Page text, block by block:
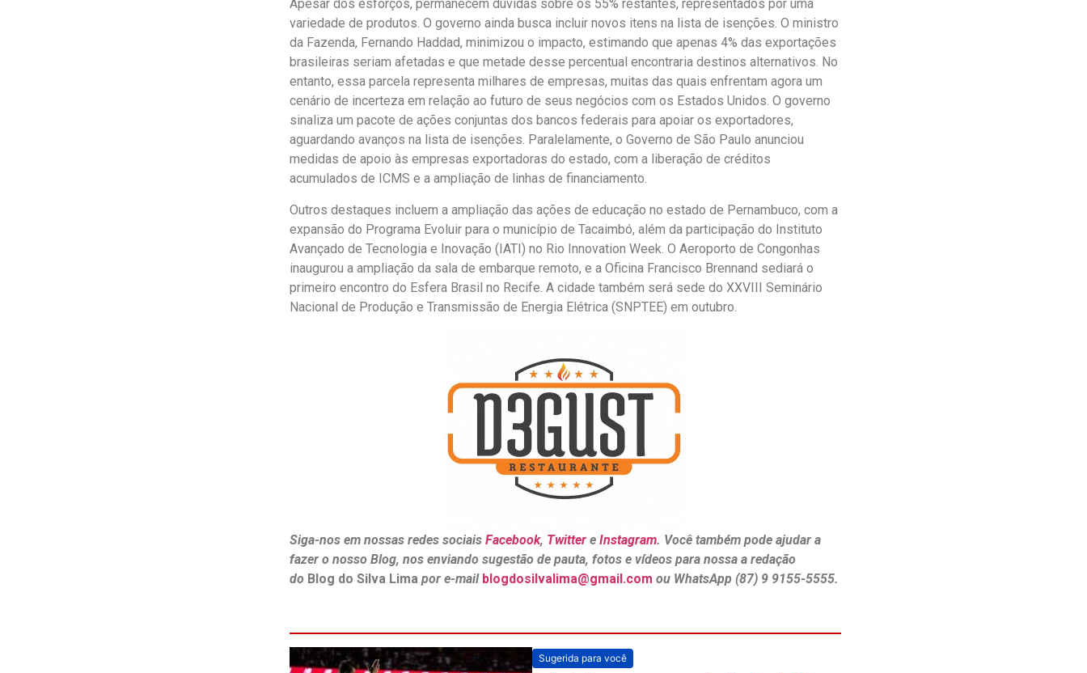
Apesar dos esforços, permanecem dúvidas sobre os 55% restantes, representados por uma
variedade de produtos. O governo ainda busca incluir novos itens na lista de isenções. O ministro
da Fazenda, Fernando Haddad, minimizou o impacto, estimando que apenas 4% das exportações
brasileiras seriam afetadas e que metade desse percentual encontraria destinos alternativos. No
entanto, essa parcela representa milhares de empresas, muitas das quais enfrentam agora um
cenário de incerteza em relação ao futuro de seus negócios com os Estados Unidos. O governo
sinaliza um pacote de ações conjuntas dos bancos federais para apoiar os exportadores,
aguardando avanços na lista de isenções. Paralelamente, o Governo de São Paulo anunciou
medidas de apoio às empresas exportadoras do estado, com a liberação de créditos
acumulados de ICMS e a ampliação de linhas de financiamento.
Outros destaques incluem a ampliação das ações de educação no estado de Pernambuco, com a
expansão do Programa Evoluir para o município de Tacaimbó, além da participação do Instituto
Avançado de Tecnologia e Inovação (IATI) no Rio Innovation Week. O Aeroporto de Congonhas
inaugurou a ampliação da sala de embarque remoto, e a Oficina Francisco Brennand sediará o
primeiro encontro do Esfera Brasil no Recife. A cidade também será sede do XXVIII Seminário
Nacional de Produção e Transmissão de Energia Elétrica (SNPTEE) em outubro.
Siga-nos em nossas redes sociais Facebook, Twittere Instagram. Você também pode ajudar a
fazer o nosso Blog, nos enviando sugestão de pauta, fotos e vídeos para nossa a redação
doBlog do Silva Lima por e-mail blogdosilvalima@gmail.com ou WhatsApp (87) 9 9155-5555.
Sugerida para você